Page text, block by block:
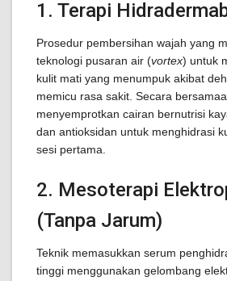
1. Terapi
Prosedur pembersihan wajah yang
teknologi pusaran air (vortex) untuk
kulit mati yang menumpuk akibat
memicu rasa sakit. Secara
menyemprotkan cairan bernutrisi
dan antioksidan untuk menghidrasi
sesi pertama.
2. Mesoterapi
(Tanpa Jarum)
Teknik memasukkan serum
tinggi menggunakan gelombang